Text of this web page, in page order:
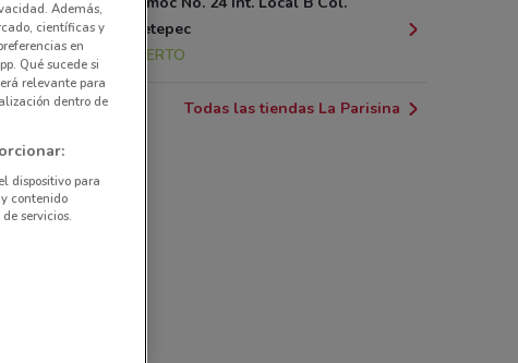
Centro Ometepec
4.2 km
ABIERTO
Todas las tiendas La Parisina
Además,
científicas y
en
Qué sucede si
relevante para
dentro de
dispositivo para
contenido
servicios.